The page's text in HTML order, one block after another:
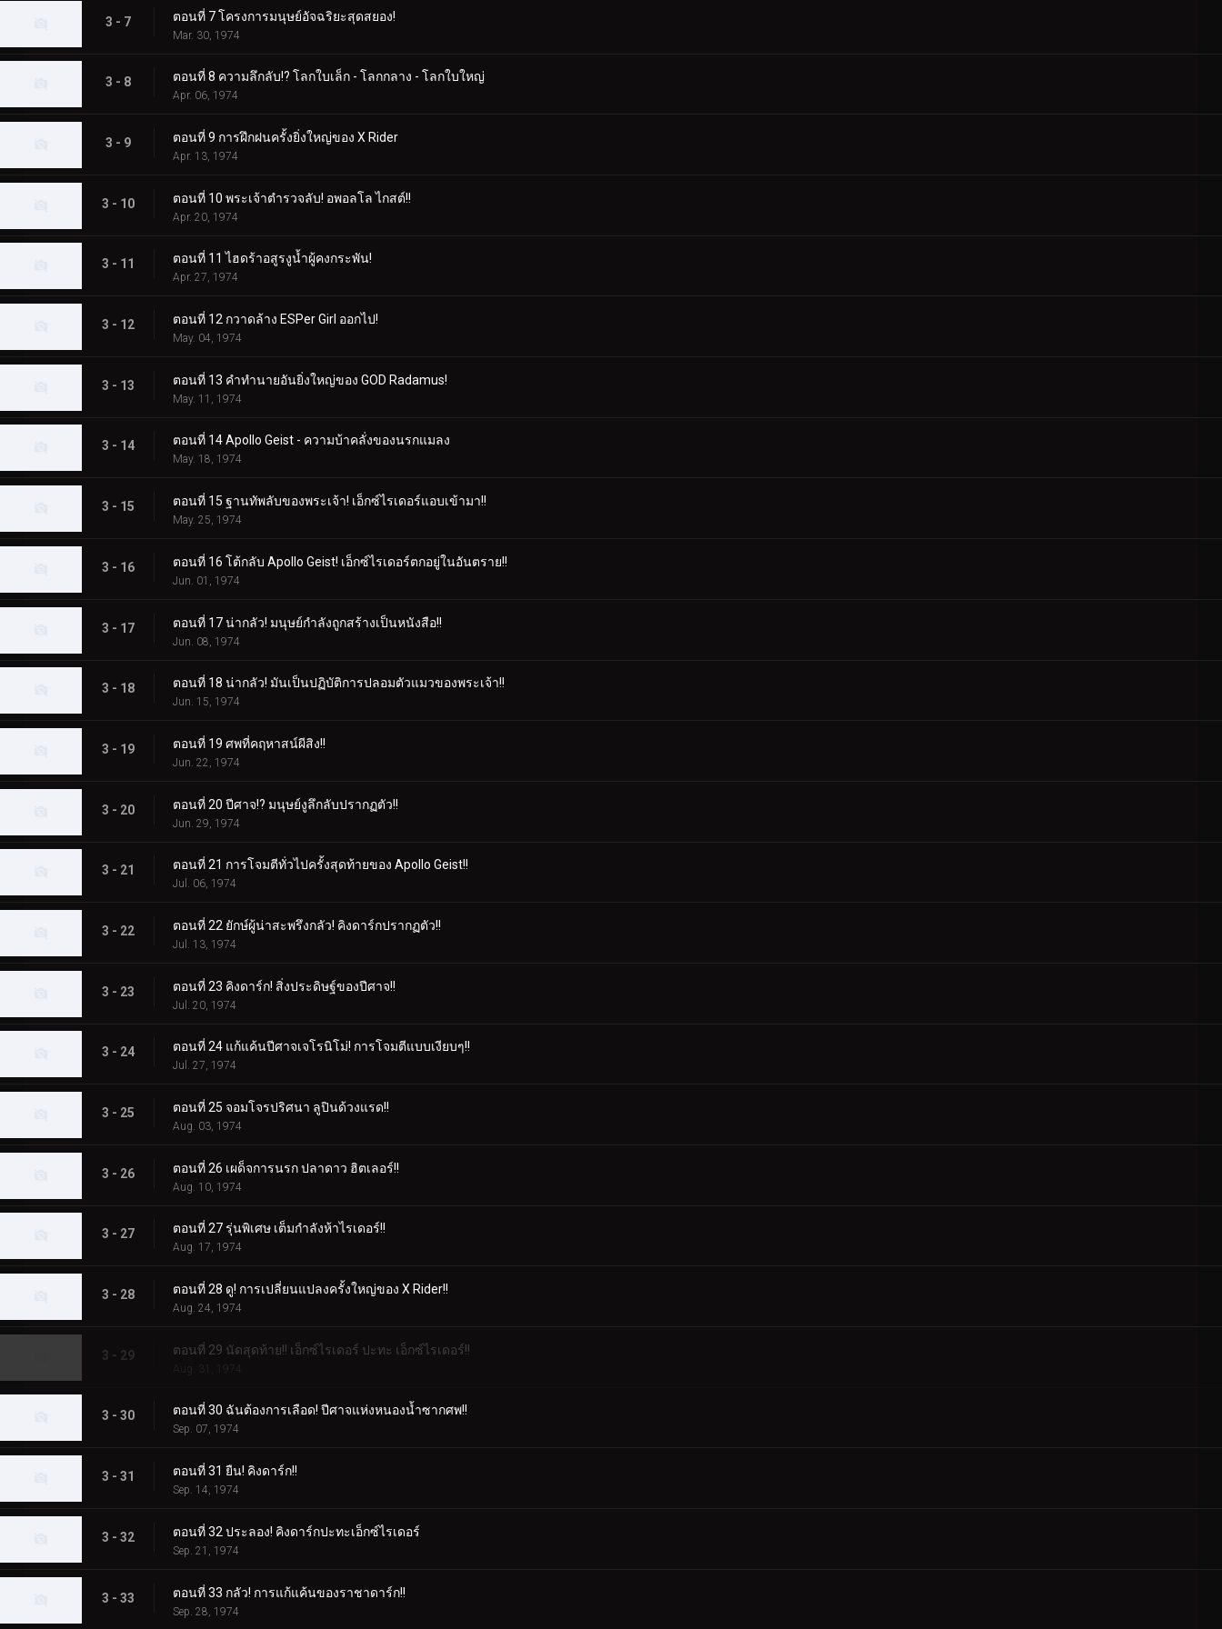
3 - 7 ตอนที่ 7 โครงการมนุษย์อัจฉริยะสุดสยอง!
Mar. 30, 1974
3 - 8 ตอนที่ 8 ความลึกลับ!? โลกใบเล็ก - โลกกลาง - โลกใบใหญ่
Apr. 06, 1974
3 - 9 ตอนที่ 9 การฝึกฝนครั้งยิ่งใหญ่ของ X Rider
Apr. 13, 1974
3 - 10 ตอนที่ 10 พระเจ้าตำรวจลับ! อพอลโล ไกสต์!!
Apr. 20, 1974
3 - 11 ตอนที่ 11 ไฮดร้าอสูรงูน้ำผู้คงกระพัน!
Apr. 27, 1974
3 - 12 ตอนที่ 12 กวาดล้าง ESPer Girl ออกไป!
May. 04, 1974
3 - 13 ตอนที่ 13 คำทำนายอันยิ่งใหญ่ของ GOD Radamus!
May. 11, 1974
3 - 14 ตอนที่ 14 Apollo Geist - ความบ้าคลั่งของนรกแมลง
May. 18, 1974
3 - 15 ตอนที่ 15 ฐานทัพลับของพระเจ้า! เอ็กซ์ไรเดอร์แอบเข้ามา!!
May. 25, 1974
3 - 16 ตอนที่ 16 โต้กลับ Apollo Geist! เอ็กซ์ไรเดอร์ตกอยู่ในอันตราย!!
Jun. 01, 1974
3 - 17 ตอนที่ 17 น่ากลัว! มนุษย์กำลังถูกสร้างเป็นหนังสือ!!
Jun. 08, 1974
3 - 18 ตอนที่ 18 น่ากลัว! มันเป็นปฏิบัติการปลอมตัวแมวของพระเจ้า!!
Jun. 15, 1974
3 - 19 ตอนที่ 19 ศพที่คฤหาสน์ผีสิง!!
Jun. 22, 1974
3 - 20 ตอนที่ 20 ปีศาจ!? มนุษย์งูลึกลับปรากฏตัว!!
Jun. 29, 1974
3 - 21 ตอนที่ 21 การโจมตีทั่วไปครั้งสุดท้ายของ Apollo Geist!!
Jul. 06, 1974
3 - 22 ตอนที่ 22 ยักษ์ผู้น่าสะพรึงกลัว! คิงดาร์กปรากฏตัว!!
Jul. 13, 1974
3 - 23 ตอนที่ 23 คิงดาร์ก! สิ่งประดิษฐ์ของปีศาจ!!
Jul. 20, 1974
3 - 24 ตอนที่ 24 แก้แค้นปีศาจเจโรนิโม่! การโจมตีแบบเงียบๆ!!
Jul. 27, 1974
3 - 25 ตอนที่ 25 จอมโจรปริศนา ลูปินด้วงแรด!!
Aug. 03, 1974
3 - 26 ตอนที่ 26 เผด็จการนรก ปลาดาว ฮิตเลอร์!!
Aug. 10, 1974
3 - 27 ตอนที่ 27 รุ่นพิเศษ เต็มกำลังห้าไรเดอร์!!
Aug. 17, 1974
3 - 28 ตอนที่ 28 ดู! การเปลี่ยนแปลงครั้งใหญ่ของ X Rider!!
Aug. 24, 1974
3 - 29 ตอนที่ 29 นัดสุดท้าย!! เอ็กซ์ไรเดอร์ ปะทะ เอ็กซ์ไรเดอร์!!
Aug. 31, 1974
3 - 30 ตอนที่ 30 ฉันต้องการเลือด! ปีศาจแห่งหนองน้ำซากศพ!!
Sep. 07, 1974
3 - 31 ตอนที่ 31 ยืน! คิงดาร์ก!!
Sep. 14, 1974
3 - 32 ตอนที่ 32 ประลอง! คิงดาร์กปะทะเอ็กซ์ไรเดอร์
Sep. 21, 1974
3 - 33 ตอนที่ 33 กลัว! การแก้แค้นของราชาดาร์ก!!
Sep. 28, 1974